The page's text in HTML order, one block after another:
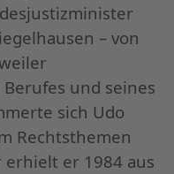
– von
und seines
sich Udo
Rechtsthemen
erhielt er 1984 aus